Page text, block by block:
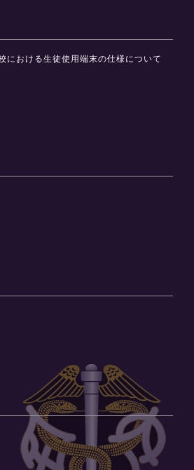
おける生徒使用端末の仕様について